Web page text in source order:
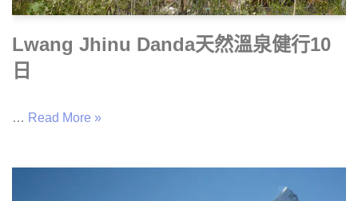
Lwang Jhinu Danda天然溫泉健行10
日
… Read More »